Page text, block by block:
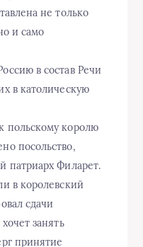
не только
и само
в состав Речи
в католическую
польскому королю
посольство,
патриарх Филарет.
в королевский
сдачи
занять
принятие